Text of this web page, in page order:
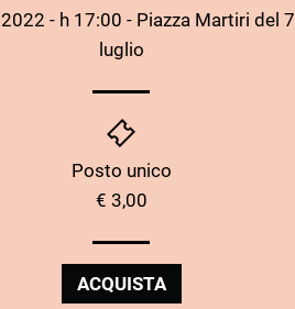
- h 17:00 - Piazza Martiri del 7
luglio
Posto unico
€ 3,00
ACQUISTA